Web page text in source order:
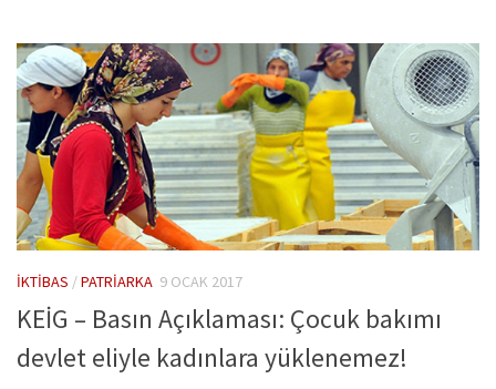
İKTIBAS /PATRIARKA 9 OCAK 2017
KEİG – Basın Açıklaması: Çocuk bakımı
devlet eliyle kadınlara yüklenemez!